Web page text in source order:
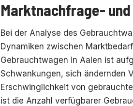
Marktnachfrage-
Bei der Analyse des
Dynamiken zwischen
Gebrauchtwagen in Aalen ist
Schwankungen, sich ändernden
Erschwinglichkeit von
ist die Anzahl verfügbarer